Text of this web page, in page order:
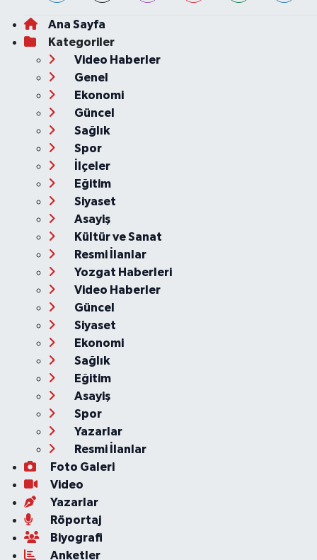
Ana Sayfa
Kategoriler
Video Haberler
Genel
Ekonomi
Güncel
Sağlık
Spor
İlçeler
Eğitim
Siyaset
Asayiş
Kültür ve Sanat
Resmi İlanlar
Yozgat Haberleri
Video Haberler
Güncel
Siyaset
Ekonomi
Sağlık
Eğitim
Asayiş
Spor
Yazarlar
Resmi İlanlar
Foto Galeri
Video
Yazarlar
Röportaj
Biyografi
Anketler